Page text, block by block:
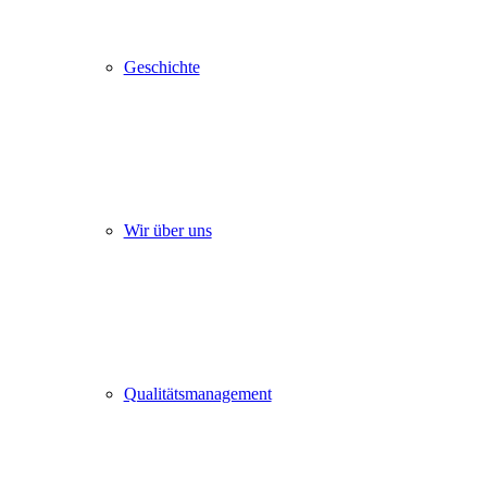
Geschichte
Wir über uns
Qualitätsmanagement